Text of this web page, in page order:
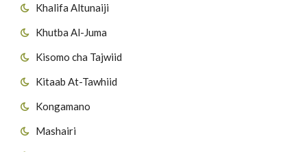
Khalifa Altunaiji
Khutba Al-Juma
Kisomo cha Tajwiid
Kitaab At-Tawhiid
Kongamano
Mashairi